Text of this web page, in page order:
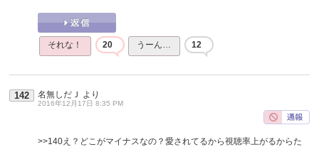
それな！ 20 うーん… 12
142 名無しだＪ より
2016年12月17日 8:35 PM
>>140え？どこがマイナスなの？愛されてるから視聴率上がるからた